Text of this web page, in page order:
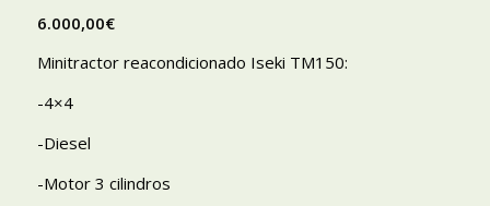
6.000,00€
Minitractor reacondicionado Iseki TM150:
-4×4
-Diesel
-Motor 3 cilindros